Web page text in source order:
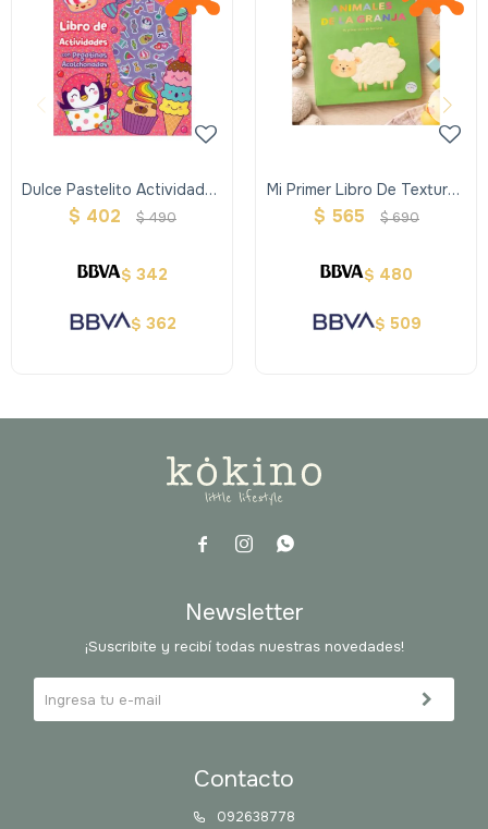
Dulce Pastelito Actividades
Con Pegatinas
$ 402 $490
$ 342
$ 362
Mi Primer Libro De Texturas
Animales De La Granja
$ 565 $690
$ 480
$ 509
  
Contacto
092638778
Newsletter
¡Suscribite y recibí todas nuestras novedades!